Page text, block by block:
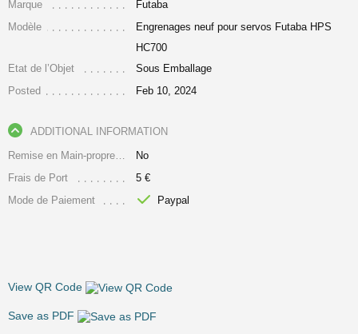
Marque
Futaba
Modèle
Engrenages neuf pour servos Futaba HPS
HC700
Etat de l’Objet
Sous Emballage
Posted
Feb 10, 2024
ADDITIONAL INFORMATION
Remise en Main-propre Uniquement
No
Frais de Port
5 €
Mode de Paiement
Paypal
View QR Code
Save as PDF